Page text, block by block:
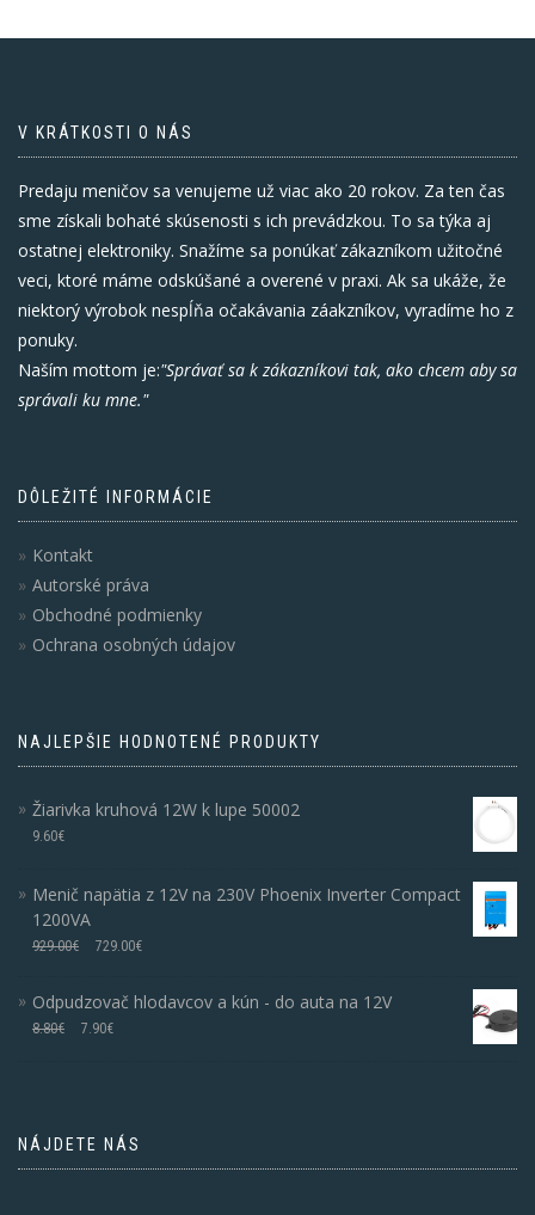
V KRÁTKOSTI O NÁS
Predaju meničov sa venujeme už viac ako 20 rokov. Za ten čas
sme získali bohaté skúsenosti s ich prevádzkou. To sa týka aj
ostatnej elektroniky. Snažíme sa ponúkať zákazníkom užitočné
veci, ktoré máme odskúšané a overené v praxi. Ak sa ukáže, že
niektorý výrobok nespĺňa očakávania záakzníkov, vyradíme ho z
ponuky.
Naším mottom je:"Správať sa k zákazníkovi tak, ako chcem aby sa
správali ku mne."
DÔLEŽITÉ INFORMÁCIE
Kontakt
Autorské práva
Obchodné podmienky
Ochrana osobných údajov
NAJLEPŠIE HODNOTENÉ PRODUKTY
Žiarivka kruhová 12W k lupe 50002
9.60€
Menič napätia z 12V na 230V Phoenix Inverter Compact
1200VA
929.00€ 729.00€
Odpudzovač hlodavcov a kún - do auta na 12V
8.80€ 7.90€
NÁJDETE NÁS